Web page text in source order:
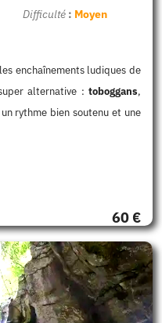
Difficulté : Moyen
enchaînements ludiques de
alternative :toboggans,
rythme bien soutenu et une
60 €